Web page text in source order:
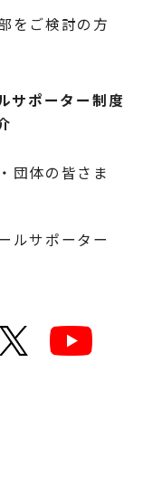
をご検討の方
サポーター制度
団体の皆さま
ルサポーター